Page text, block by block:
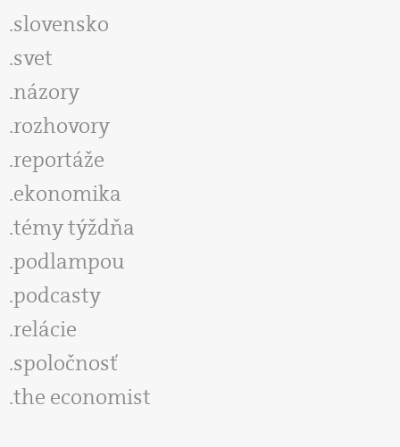
slovensko
svet
názory
rozhovory
reportáže
ekonomika
témy týždňa
podlampou
podcasty
relácie
spoločnosť
the economist